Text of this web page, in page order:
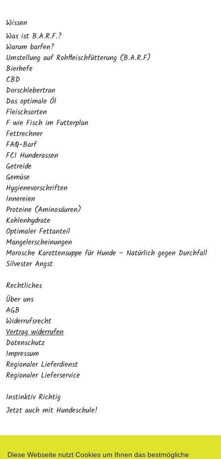
Wissen
Was ist B.A.R.F.?
Warum barfen?
Umstellung auf Rohfleischfütterung (B.A.R.F)
Bierhefe
CBD
Dorschlebertran
Das optimale Öl
Fleischsorten
F wie Fisch im Futterplan
Fettrechner
FAQ-Barf
FCI Hunderassen
Getreide
Gemüse
Hygienevorschriften
Innereien
Proteine (Aminosäuren)
Kohlenhydrate
Optimaler Fettanteil
Mangelerscheinungen
Morosche Karottensuppe für Hunde – Natürlich gegen Durchfall
Silvester Angst
Rechtliches
Über uns
AGB
Widerrufsrecht
Vertrag widerrufen
Datenschutz
Impressum
Regionaler Lieferdienst
Regionaler Lieferservice
Instinktiv Richtig
Jetzt auch mit Hundeschule!
Diese Webseite nutzt Cookies um Ihnen das bestmögliche